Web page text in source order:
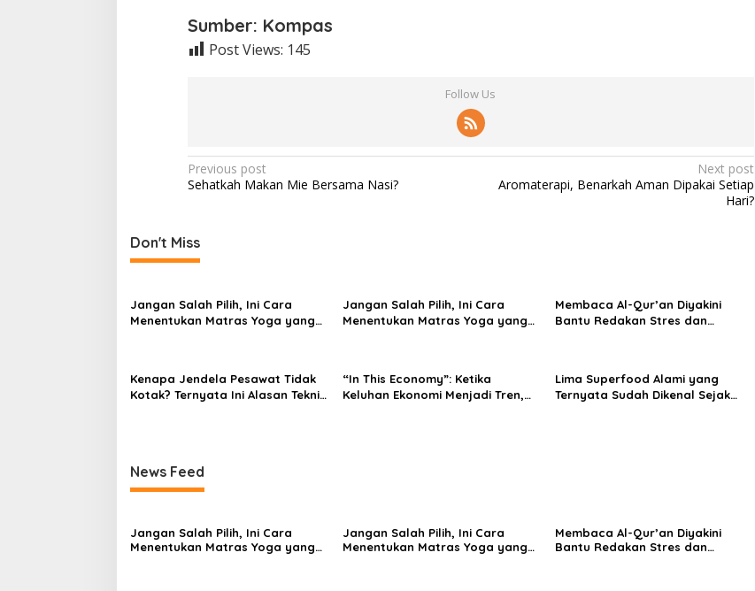
Sumber: Kompas
Post Views: 145
Follow Us
P
o
t
n
a
v
g
a
o
n
Previous post
Sehatkah Makan Mie Bersama Nasi?
Next post
Aromaterapi, Benarkah Aman Dipakai Setiap
Hari?
Don't Miss
Jangan Salah Pilih, Ini Cara
Menentukan Matras Yoga yang
Jangan Salah Pilih, Ini Cara
Menentukan Matras Yoga yang
Membaca Al-Qur’an Diyakini
Bantu Redakan Stres dan
Kenapa Jendela Pesawat Tidak
Kotak? Ternyata Ini Alasan Teknis
“In This Economy”: Ketika
Keluhan Ekonomi Menjadi Tren,
Lima Superfood Alami yang
Ternyata Sudah Dikenal Sejak
News Feed
Jangan Salah Pilih, Ini Cara
Menentukan Matras Yoga yang
Jangan Salah Pilih, Ini Cara
Menentukan Matras Yoga yang
Membaca Al-Qur’an Diyakini
Bantu Redakan Stres dan